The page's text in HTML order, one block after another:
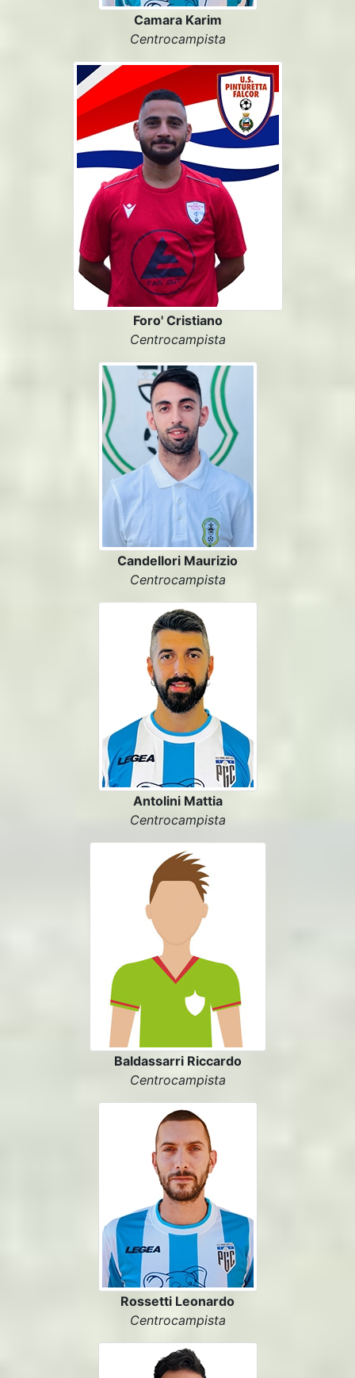
Camara Karim
Centrocampista
Foro' Cristiano
Centrocampista
Candellori Maurizio
Centrocampista
Antolini Mattia
Centrocampista
Baldassarri Riccardo
Centrocampista
Rossetti Leonardo
Centrocampista